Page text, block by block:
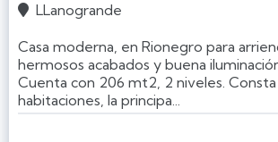
 LLanogrande
Casa moderna, en Rionegro para
hermosos acabados y buena
Cuenta con 206 mt2, 2 niveles. Consta
habitaciones, la principa...